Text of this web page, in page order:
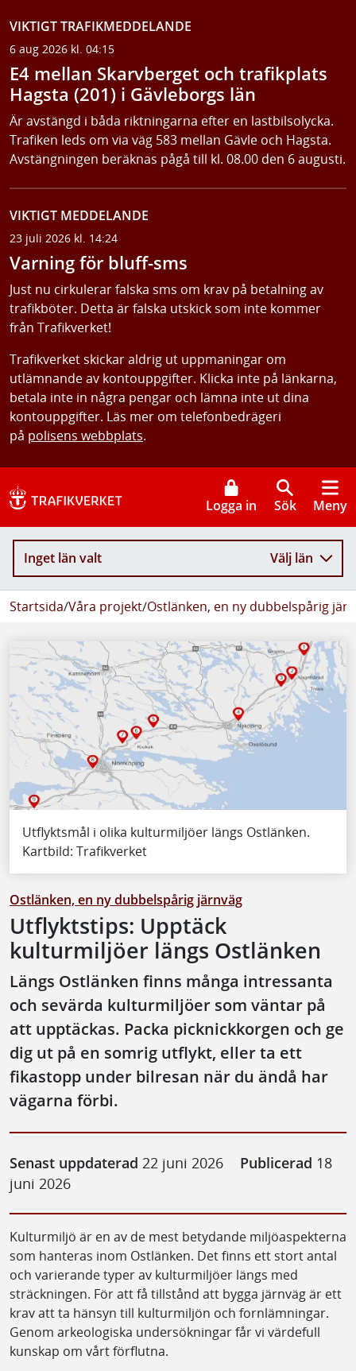
VIKTIGT TRAFIKMEDDELANDE
6 aug 2026 kl. 04:15
E4 mellan Skarvberget och trafikplats
Hagsta (201) i Gävleborgs län
Är avstängd i båda riktningarna efter en lastbilsolycka.
Trafiken leds om via väg 583 mellan Gävle och Hagsta.
Avstängningen beräknas pågå till kl. 08.00 den 6 augusti.
VIKTIGT MEDDELANDE
23 juli 2026 kl. 14:24
Varning för bluff-sms
Just nu cirkulerar falska sms om krav på betalning av
trafikböter. Detta är falska utskick som inte kommer
från Trafikverket!
Trafikverket skickar aldrig ut uppmaningar om
utlämnande av kontouppgifter. Klicka inte på länkarna,
betala inte in några pengar och lämna inte ut dina
kontouppgifter. Läs mer om telefonbedrägeri
på polisens webbplats.
Logga in Sök Meny
Inget län valt Välj län
Startsida/Våra projekt/Ostlänken, en ny dubbelspårig
Utflyktsmål i olika kulturmiljöer längs Ostlänken.
Kartbild: Trafikverket
Ostlänken, en ny dubbelspårig järnväg
Utflyktstips: Upptäck
kulturmiljöer längs Ostlänken
Längs Ostlänken finns många intressanta
och sevärda kulturmiljöer som väntar på
att upptäckas. Packa picknickkorgen och ge
dig ut på en somrig utflykt, eller ta ett
fikastopp under bilresan när du ändå har
vägarna förbi.
Senast uppdaterad 22 juni 2026 Publicerad 18
juni 2026
Kulturmiljö är en av de mest betydande miljöaspekterna
som hanteras inom Ostlänken. Det finns ett stort antal
och varierande typer av kulturmiljöer längs med
sträckningen. För att få tillstånd att bygga järnväg är ett
krav att ta hänsyn till kulturmiljön och fornlämningar.
Genom arkeologiska undersökningar får vi värdefull
kunskap om vårt förflutna.